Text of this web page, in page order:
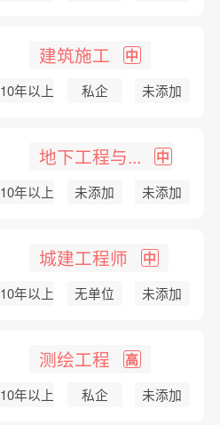
建筑施工 中
10年以上 私企 未添加
地下工程与... 中
10年以上 未添加 未添加
城建工程师 中
10年以上 无单位 未添加
测绘工程 高
10年以上 私企 未添加